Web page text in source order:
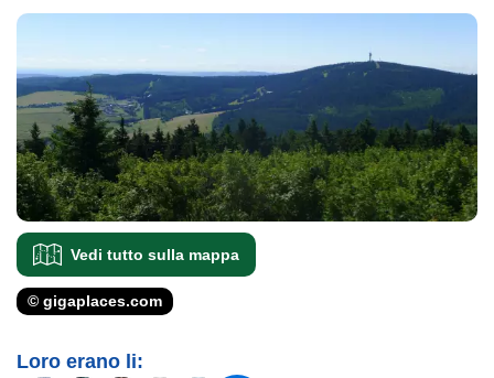
Vedi tutto sulla mappa
© gigaplaces.com
Loro erano li: